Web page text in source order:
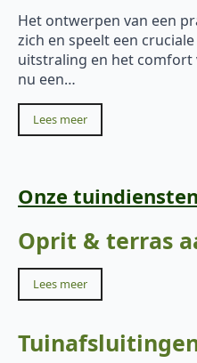
Het ontwerpen van een
zich en speelt een
uitstraling en het comfort
nu een…
Lees meer
Onze
Oprit & terras
Lees meer